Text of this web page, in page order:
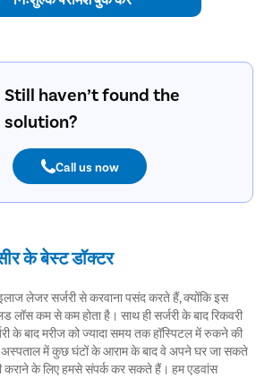
Still haven’t found the
solution?
Call us now
के बेस्ट डॉक्टर
लेजर सर्जरी से करवाना पसंद करते हैं, क्योंकि इस
लॉस कम से कम होता है। साथ ही सर्जरी के बाद रिकवरी
के बाद मरीज को ज्यादा समय तक हॉस्पिटल में रुकने की
अस्पताल में कुछ घंटों के आराम के बाद वे अपने घर जा सकते
कराने के लिए हमसे संपर्क कर सकते हैं। हम एडवांस